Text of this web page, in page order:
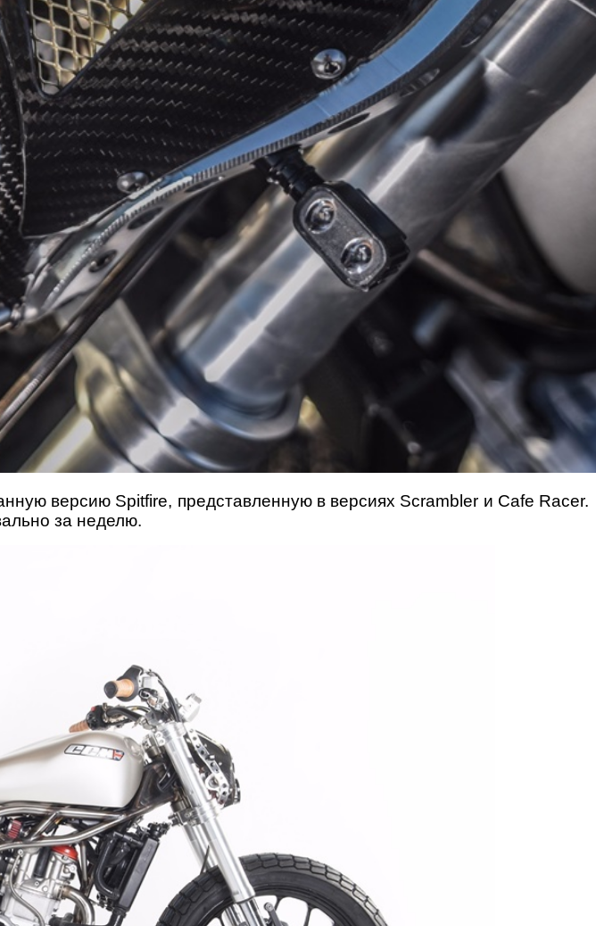
версию Spitfire, представленную в версиях Scrambler и Cafe Racer.
за неделю.